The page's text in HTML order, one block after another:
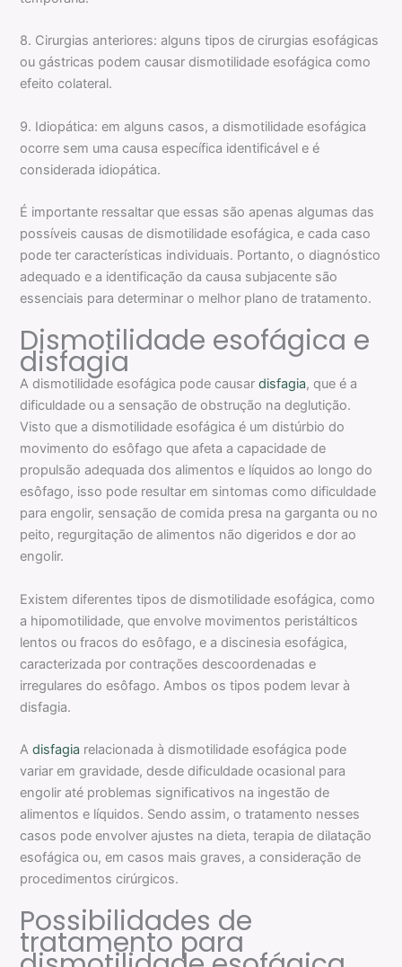
8. Cirurgias anteriores: alguns tipos de cirurgias esofágicas
ou gástricas podem causar dismotilidade esofágica como
efeito colateral.
9. Idiopática: em alguns casos, a dismotilidade esofágica
ocorre sem uma causa específica identificável e é
considerada idiopática.
É importante ressaltar que essas são apenas algumas das
possíveis causas de dismotilidade esofágica, e cada caso
pode ter características individuais. Portanto, o diagnóstico
adequado e a identificação da causa subjacente são
essenciais para determinar o melhor plano de tratamento.
Dismotilidade esofágica e
disfagia
A dismotilidade esofágica pode causardisfagia, que é a
dificuldade ou a sensação de obstrução na deglutição.
Visto que a dismotilidade esofágica é um distúrbio do
movimento do esôfago que afeta a capacidade de
propulsão adequada dos alimentos e líquidos ao longo do
esôfago, isso pode resultar em sintomas como dificuldade
para engolir, sensação de comida presa na garganta ou no
peito, regurgitação de alimentos não digeridos e dor ao
engolir.
Existem diferentes tipos de dismotilidade esofágica, como
a hipomotilidade, que envolve movimentos peristálticos
lentos ou fracos do esôfago, e a discinesia esofágica,
caracterizada por contrações descoordenadas e
irregulares do esôfago. Ambos os tipos podem levar à
disfagia.
Adisfagia relacionada à dismotilidade esofágica pode
variar em gravidade, desde dificuldade ocasional para
engolir até problemas significativos na ingestão de
alimentos e líquidos. Sendo assim, o tratamento nesses
casos pode envolver ajustes na dieta, terapia de dilatação
esofágica ou, em casos mais graves, a consideração de
procedimentos cirúrgicos.
Possibilidades de
tratamento para